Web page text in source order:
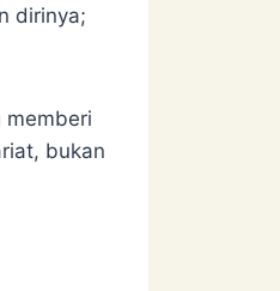
dirinya;
memberi
bukan